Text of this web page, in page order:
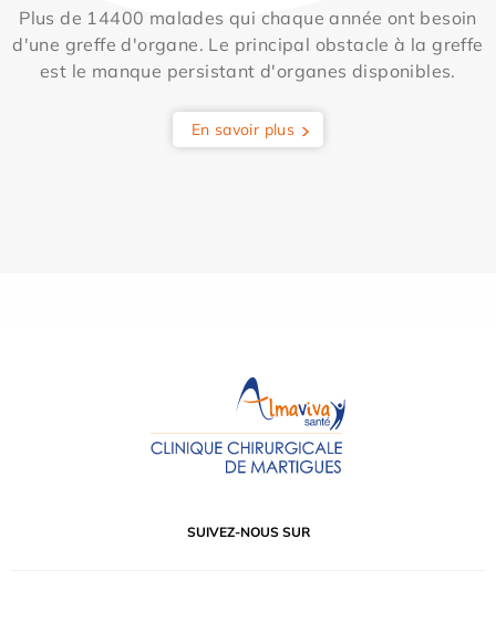
Plus de 14400 malades qui chaque année ont besoin
d'une greffe d'organe. Le principal obstacle à la greffe
est le manque persistant d'organes disponibles.
En savoir plus
SUIVEZ-NOUS SUR